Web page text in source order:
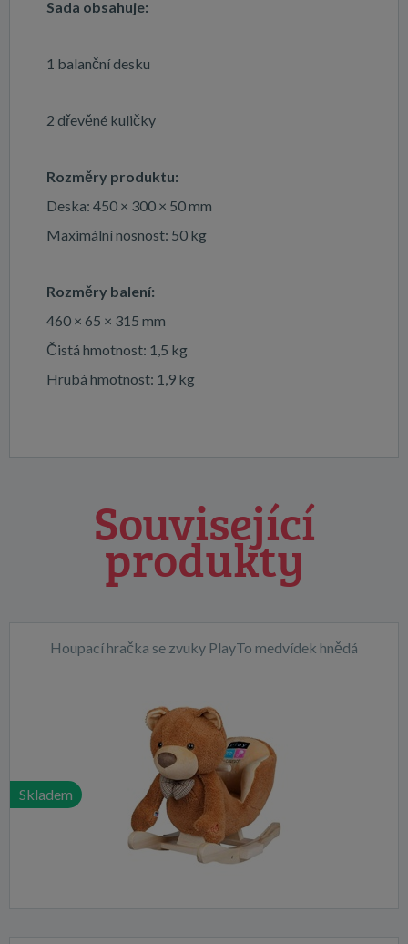
Sada obsahuje:
1 balanční desku
2 dřevěné kuličky
Rozměry produktu:
Deska: 450 × 300 × 50 mm
Maximální nosnost: 50 kg
Rozměry balení:
460 × 65 × 315 mm
Čistá hmotnost: 1,5 kg
Hrubá hmotnost: 1,9 kg
Související
produkty
Houpací hračka se zvuky PlayTo medvídek hnědá
Skladem